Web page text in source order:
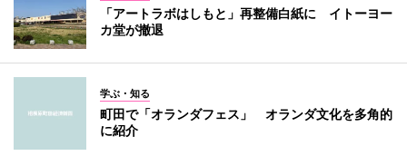
「アートラボはしもと」再整備白紙に イトーヨー
カ堂が撤退
学ぶ・知る
町田で「オランダフェス」 オランダ文化を多角的
に紹介